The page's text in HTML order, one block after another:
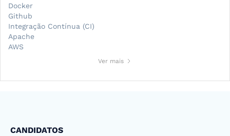
Docker
Github
Integração Contínua (CI)
Apache
AWS
Ver mais
CANDIDATOS